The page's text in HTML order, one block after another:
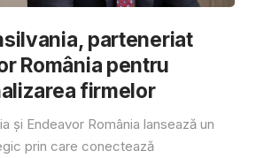
parteneriat
România pentru
firmelor
și Endeavor România lansează un
prin care conectează